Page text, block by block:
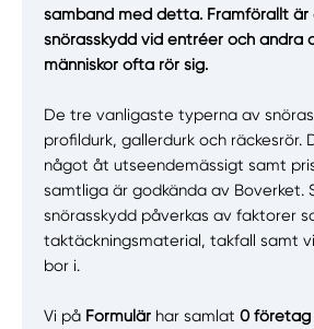
samband med detta. Framförallt
snörasskydd vid entréer och andra
människor ofta rör sig.
De tre vanligaste typerna av
profildurk, gallerdurk och räckesrör.
något åt utseendemässigt samt
samtliga är godkända av Boverket.
snörasskydd påverkas av faktorer
taktäckningsmaterial, takfall samt
bor i.
Vi på Formulär har samlat0